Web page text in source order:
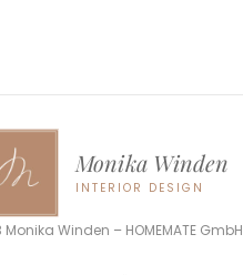
Monika Winden
INTERIOR DESIGN
Winden – HOMEMATE GmbH